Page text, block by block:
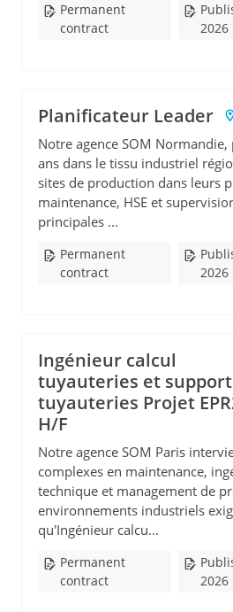
Permanent
contract
2026
Planificateur Leader
Notre agence SOM
ans dans le tissu industriel
sites de production dans leurs
maintenance, HSE et
principales ...
Permanent
contract
2026
Ingénieur calcul
tuyauteries et
tuyauteries Projet
H/F
Notre agence SOM Paris
complexes en maintenance,
technique et management de
environnements industriels
qu'Ingénieur calcu...
Permanent
contract
2026